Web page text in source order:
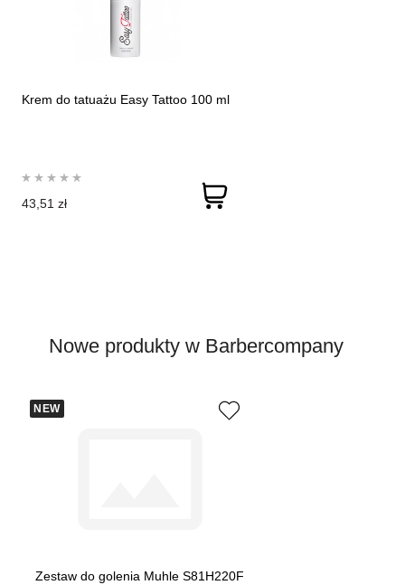
Krem do tatuażu Easy Tattoo 100 ml
43,51 zł
Nowe produkty w Barbercompany
NEW
Zestaw do golenia Muhle S81H220F